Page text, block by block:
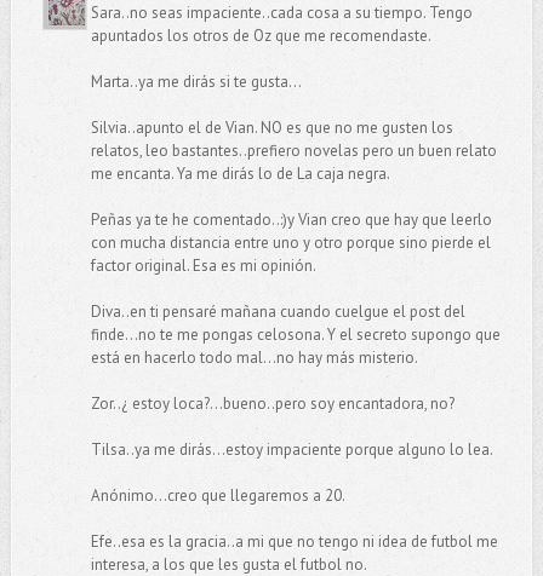
Sara..no seas impaciente..cada cosa a su tiempo. Tengo
apuntados los otros de Oz que me recomendaste.
Marta..ya me dirás si te gusta...
Silvia..apunto el de Vian. NO es que no me gusten los
relatos, leo bastantes..prefiero novelas pero un buen relato
me encanta. Ya me dirás lo de La caja negra.
Peñas ya te he comentado..:)y Vian creo que hay que leerlo
con mucha distancia entre uno y otro porque sino pierde el
factor original. Esa es mi opinión.
Diva..en ti pensaré mañana cuando cuelgue el post del
finde...no te me pongas celosona. Y el secreto supongo que
está en hacerlo todo mal...no hay más misterio.
Zor..¿ estoy loca?...bueno..pero soy encantadora, no?
Tilsa..ya me dirás...estoy impaciente porque alguno lo lea.
Anónimo...creo que llegaremos a 20.
Efe..esa es la gracia..a mi que no tengo ni idea de futbol me
interesa, a los que les gusta el futbol no.